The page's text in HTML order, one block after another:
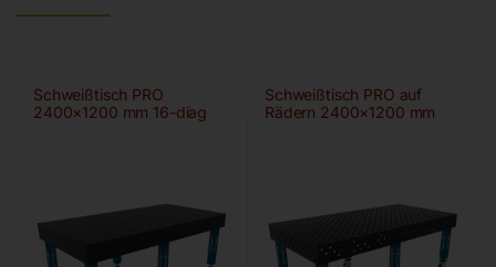
Schweißtisch PRO
2400×1200 mm 16-diag
Schweißtisch PRO auf
Rädern 2400×1200 mm